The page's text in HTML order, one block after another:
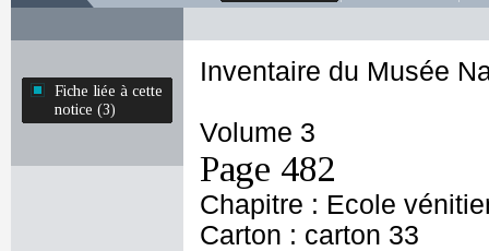
Fiche liée à cette
notice (3)
Inventaire du Musée
Volume 3
Page 482
Chapitre : Ecole
Carton : carton 33